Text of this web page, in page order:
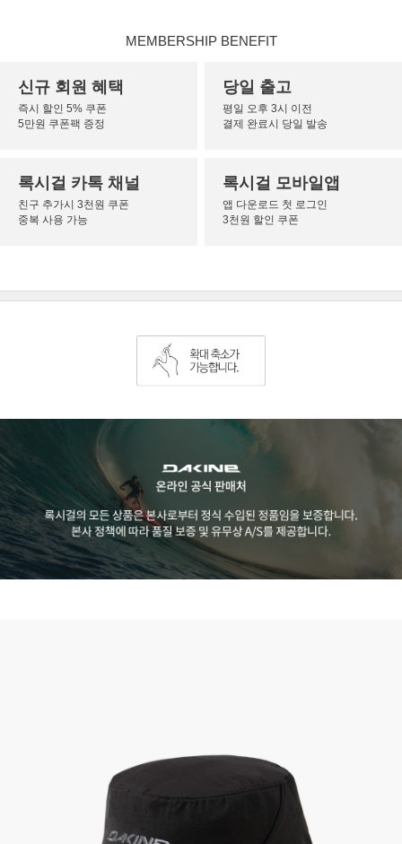
MEMBERSHIP BENEFIT
신규 회원 혜택
즉시 할인 5% 쿠폰
5만원 쿠폰팩 증정
당일 출고
평일 오후 3시 이전
결제 완료시 당일 발송
록시걸 카톡 채널
친구 추가시 3천원 쿠폰
중복 사용 가능
록시걸 모바일앱
앱 다운로드 첫 로그인
3천원 할인 쿠폰